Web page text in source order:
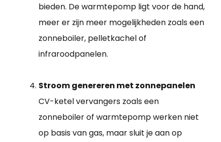
bieden. De warmtepomp ligt voor de hand,
meer er zijn meer mogelijkheden zoals een
zonneboiler, pelletkachel of
infraroodpanelen.
Stroom genereren met zonnepanelen
CV-ketel vervangers zoals een
zonneboiler of warmtepomp werken niet
op basis van gas, maar sluit je aan op